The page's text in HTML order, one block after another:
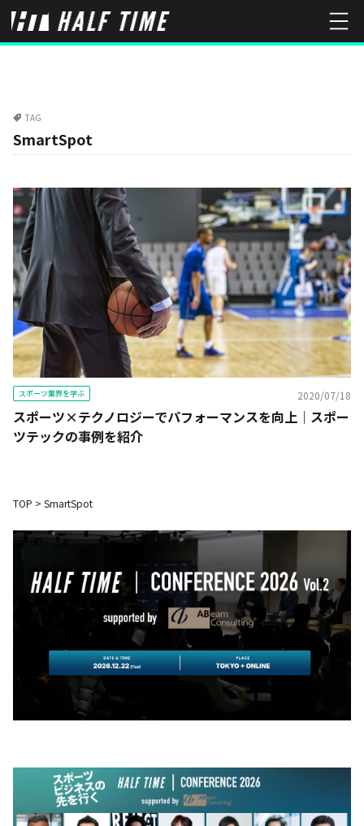
TAG
SmartSpot
スポーツ業界を学ぶ 2020/07/18
スポーツ×テクノロジーでパフォーマンスを向上｜スポー
ツテックの事例を紹介
TOP > SmartSpot